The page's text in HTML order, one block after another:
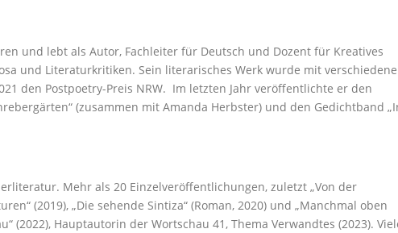
und lebt als Autor, Fachleiter für Deutsch und Dozent für Kreatives
und Literaturkritiken. Sein literarisches Werk wurde mit
den Postpoetry-Preis NRW. Im letzten Jahr veröffentlichte er den
(zusammen mit Amanda Herbster) und den Gedichtband
Mehr als 20 Einzelveröffentlichungen, zuletzt „Von der
(2019), „Die sehende Sintiza“ (Roman, 2020) und „Manchmal oben
(2022), Hauptautorin der Wortschau 41, Thema Verwandtes (2023).